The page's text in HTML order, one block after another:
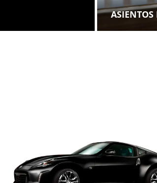
ASIENTOS